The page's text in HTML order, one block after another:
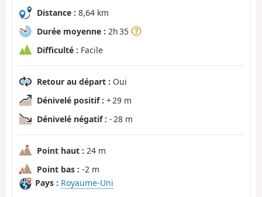
Distance : 8,64 km
Durée moyenne : 2h 35
Difficulté : Facile
Retour au départ : Oui
Dénivelé positif : + 29 m
Dénivelé négatif : - 28 m
Point haut : 24 m
Point bas : -2 m
Pays : Royaume-Uni